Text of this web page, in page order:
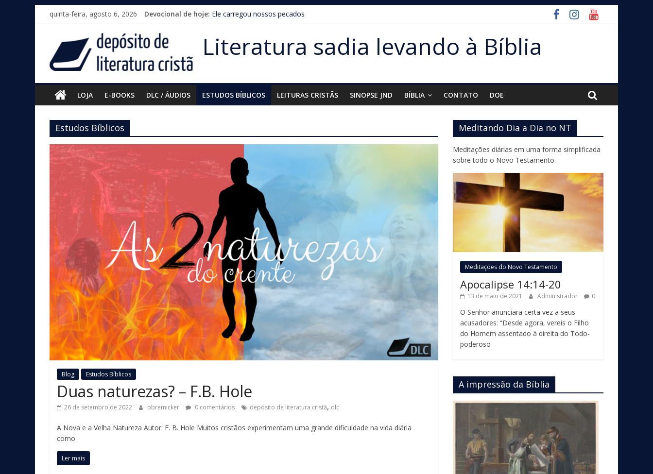
Pular
conteúdo
quinta-feira, agosto 6, 2026 Devocional de hoje: Ele carregou nossos pecados
Literatura sadia levando à Bíblia
LOJA E-BOOKS DLC / ÁUDIOS ESTUDOS BÍBLICOS LEITURAS CRISTÃS SINOPSE JND BÍBLIA CONTATO DOE
Estudos Bíblicos
Blog Estudos Bíblicos
Duas naturezas? – F.B. Hole
26 de setembro de 2022 bbremicker 0 comentários depósito de literatura cristã, dlc
A Nova e a Velha Natureza Autor: F. B. Hole Muitos cristãos experimentam uma grande dificuldade na vida diária
como
Ler mais
Meditando Dia a Dia no NT
Meditações diárias em uma forma simplificada
sobre todo o Novo Testamento.
Meditações do Novo Testamento
Apocalipse 14:14-20
13 de maio de 2021 Administrador 0
O Senhor anunciara certa vez a seus
acusadores: “Desde agora, vereis o Filho
do Homem assentado à direita do Todo-
poderoso
A impressão da Bíblia